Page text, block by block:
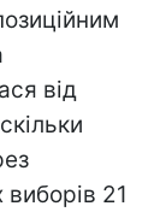
від
21